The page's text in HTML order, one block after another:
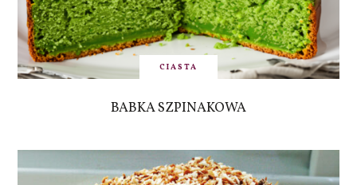
CIASTA
BABKA SZPINAKOWA